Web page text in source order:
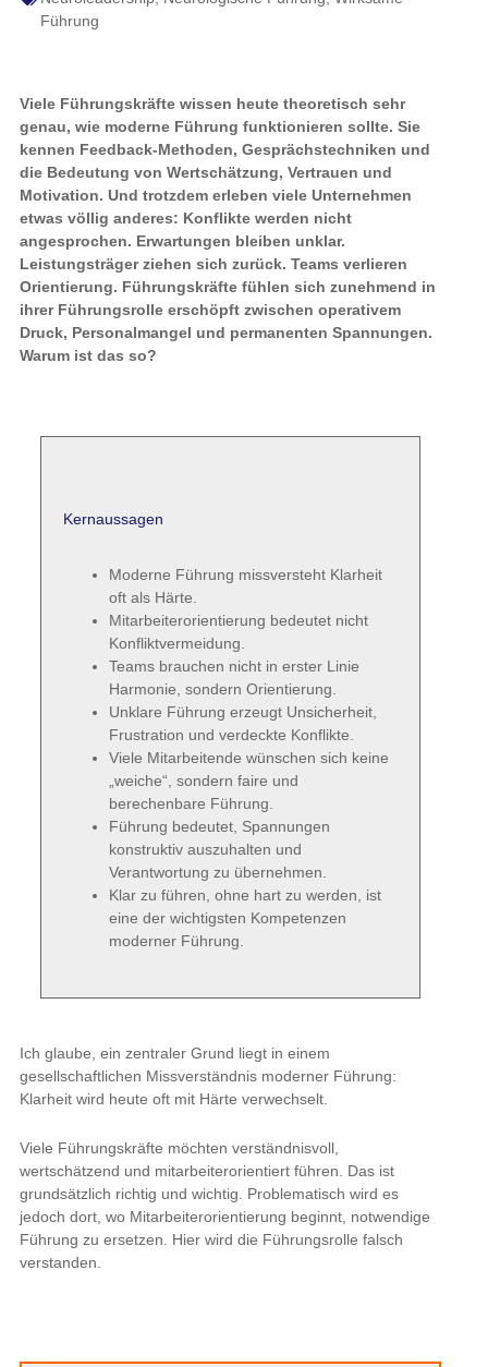
Führung
Viele Führungskräfte wissen heute theoretisch sehr
genau, wie moderne Führung funktionieren sollte. Sie
kennen Feedback-Methoden, Gesprächstechniken und
die Bedeutung von Wertschätzung, Vertrauen und
Motivation. Und trotzdem erleben viele Unternehmen
etwas völlig anderes: Konflikte werden nicht
angesprochen. Erwartungen bleiben unklar.
Leistungsträger ziehen sich zurück. Teams verlieren
Orientierung. Führungskräfte fühlen sich zunehmend in
ihrer Führungsrolle erschöpft zwischen operativem
Druck, Personalmangel und permanenten Spannungen.
Warum ist das so?
Kernaussagen
Moderne Führung missversteht Klarheit
oft als Härte.
Mitarbeiterorientierung bedeutet nicht
Konfliktvermeidung.
Teams brauchen nicht in erster Linie
Harmonie, sondern Orientierung.
Unklare Führung erzeugt Unsicherheit,
Frustration und verdeckte Konflikte.
Viele Mitarbeitende wünschen sich keine
„weiche“, sondern faire und
berechenbare Führung.
Führung bedeutet, Spannungen
konstruktiv auszuhalten und
Verantwortung zu übernehmen.
Klar zu führen, ohne hart zu werden, ist
eine der wichtigsten Kompetenzen
moderner Führung.
Ich glaube, ein zentraler Grund liegt in einem
gesellschaftlichen Missverständnis moderner Führung:
Klarheit wird heute oft mit Härte verwechselt.
Viele Führungskräfte möchten verständnisvoll,
wertschätzend und mitarbeiterorientiert führen. Das ist
grundsätzlich richtig und wichtig. Problematisch wird es
jedoch dort, wo Mitarbeiterorientierung beginnt, notwendige
Führung zu ersetzen. Hier wird die Führungsrolle falsch
verstanden.